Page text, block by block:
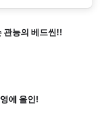
관능의 베드씬!!
에 올인!